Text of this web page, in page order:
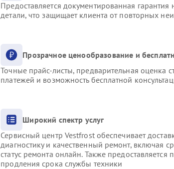
Предоставляется документированная
детали, что защищает клиента от повторных
Прозрачное ценообразование и
Точные прайс-листы, предварительная оценка
платежей и возможность бесплатной
Широкий спектр услуг
Сервисный центр Vestfrost обеспечивает
диагностику и качественный ремонт, включая
статус ремонта онлайн. Также
продления срока службы техники